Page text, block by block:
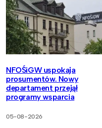
NFOŚiGW uspokaja
prosumentów. Nowy
departament przejął
programy wsparcia
05-08-2026